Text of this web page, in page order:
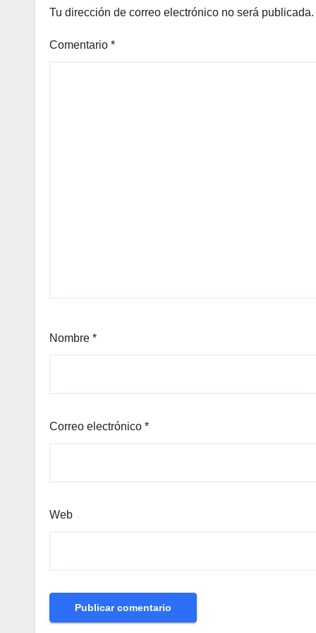
Tu dirección de correo electrónico no será publicada.
Comentario *
Nombre *
Correo electrónico *
Web